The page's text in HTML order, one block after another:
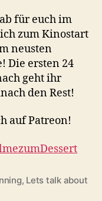
für euch im
zum Kinostart
neusten
Die ersten 24
geht ihr
den Rest!
auf Patreon!
, Lets talk about